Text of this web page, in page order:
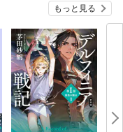
もっと見る